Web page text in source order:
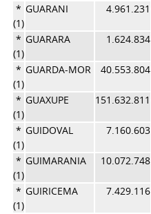
*
(1)
GUARANI 4.961.231
*
(1)
GUARARA 1.624.834
*
(1)
GUARDA-MOR 40.553.804
*
(1)
GUAXUPE 151.632.811
*
(1)
GUIDOVAL 7.160.603
*
(1)
GUIMARANIA 10.072.748
*
(1)
GUIRICEMA 7.429.116